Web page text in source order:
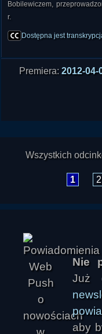
Bobilewiczem,
r.
Dostępna jest
Premiera: 2012-04-
Wszystkich
1 2
Nie
Już
aby